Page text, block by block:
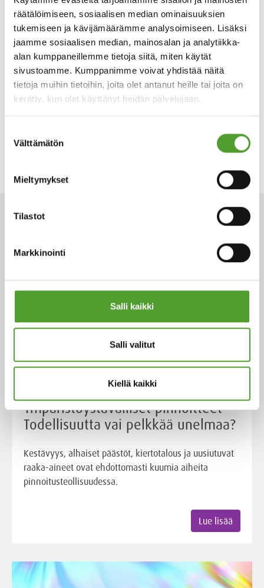
räätälöimiseen, sosiaalisen median ominaisuuksien
tukemiseen ja kävijämäärämme analysoimiseen. Lisäksi
jaamme sosiaalisen median, mainosalan ja analytiikka-
alan kumppaneillemme tietoja siitä, miten käytät
sivustoamme. Kumppanimme voivat yhdistää näitä
tietoja muihin tietoihin, joita olet antanut heille tai joita on
kerätty, kun olet käyttänyt heidän palvelujaan.
valinta
Välttämätön
Mieltymykset
Tilastot
Markkinointi
Salli kaikki
Salli valitut
Kiellä kaikki
Ympäristöystävälliset pinnoitteet -
Todellisuutta vai pelkkää unelmaa?
Kestävyys, alhaiset päästöt, kiertotalous ja uusiutuvat
raaka-aineet ovat ehdottomasti kuumia aiheita
pinnoitusteollisuudessa.
Lue lisää